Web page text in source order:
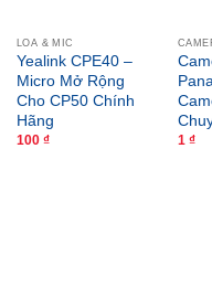
LOA & MIC
Yealink CPE40 –
Micro Mở Rộng
Cho CP50 Chính
Hãng
100 ₫ 1 ₫